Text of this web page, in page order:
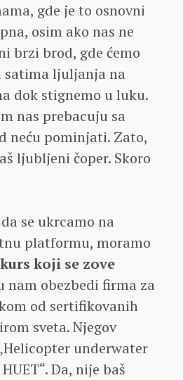
gde je to osnovni
osim ako nas ne
brzi brod, gde ćemo
ljuljanja na
dok stignemo u luku.
nas prebacuju sa
neću pominjati. Zato,
ljubljeni čoper. Skoro
se ukrcamo na
platformu, moramo
koji se zove
nam obezbedi firma za
od sertifikovanih
sveta. Njegov
underwater
Da, nije baš